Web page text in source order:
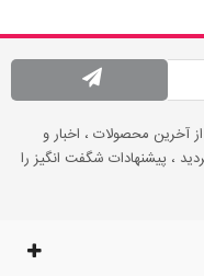
آخرین محصولات ، اخبار و
، پیشنهادات شگفت انگیز را